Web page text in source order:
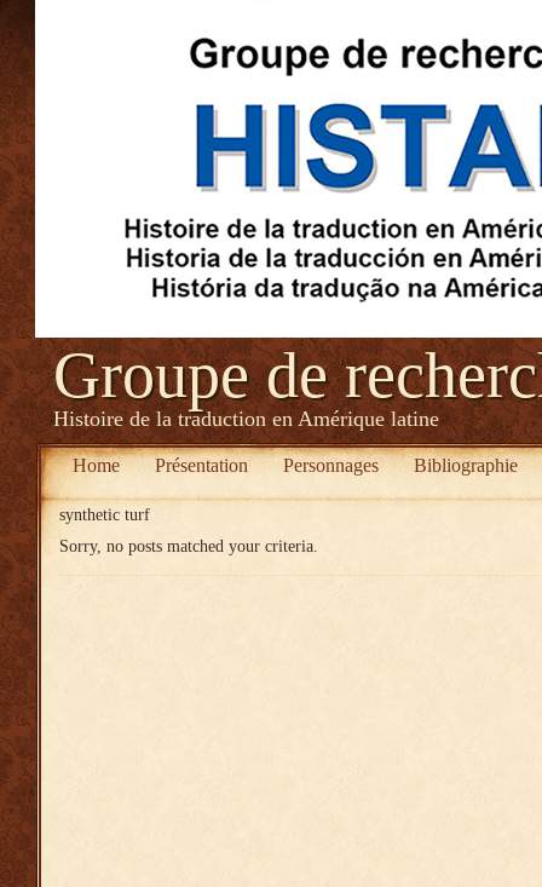
Groupe de
Histoire de la traduction en Amérique latine
Home Présentation Personnages Bibliographie
synthetic turf
Sorry, no posts matched your criteria.